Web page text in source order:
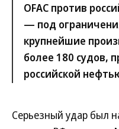
OFAC против
— под
крупнейшие
более 180 судов,
российской
Серьезный удар был